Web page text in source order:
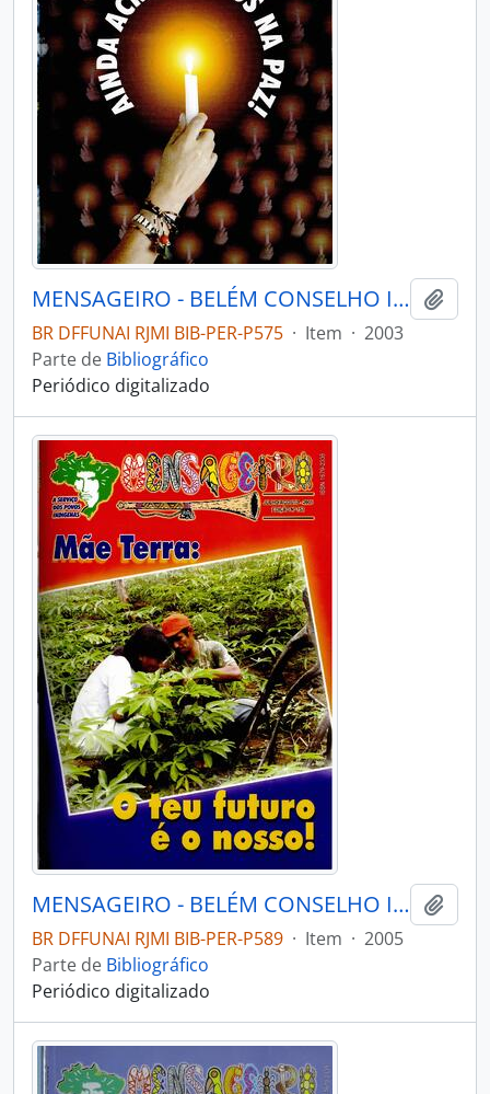
MENSAGEIRO - BELÉM CONSELHO INDIGENISTA MISSIONÁRIO - 2003 - Nº138
BR DFFUNAI RJMI BIB-PER-P575 · Item · 2003
Parte de Bibliográfico
Periódico digitalizado
MENSAGEIRO - BELÉM CONSELHO INDIGENISTA MISSIONÁRIO - 2005 - Nº152
BR DFFUNAI RJMI BIB-PER-P589 · Item · 2005
Parte de Bibliográfico
Periódico digitalizado